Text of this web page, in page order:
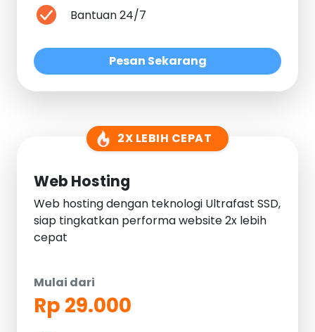
Bantuan 24/7
Pesan Sekarang
2X LEBIH CEPAT
Web Hosting
Web hosting dengan teknologi Ultrafast SSD,
siap tingkatkan performa website 2x lebih
cepat
Mulai dari
Rp 29.000